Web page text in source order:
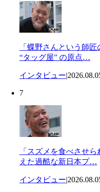
「蝶野さんという師
“タッグ屋” の原点…
インタビュー|
7
「スズメを食べさせ
えた過酷な新日本プ…
インタビュー|